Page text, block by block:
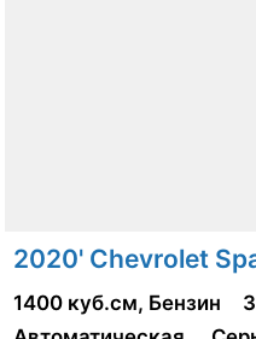
2020' Chevrolet
1400 куб.см, Бензин